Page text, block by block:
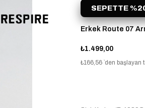
Erkek Route 07
₺1.499,00
₺166,56 `den başlayan
SEPETTE